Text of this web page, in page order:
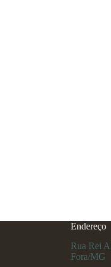
Endereço
Rua Rei
Fora/MG